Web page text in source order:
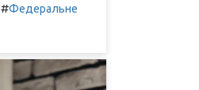
#Федеральне